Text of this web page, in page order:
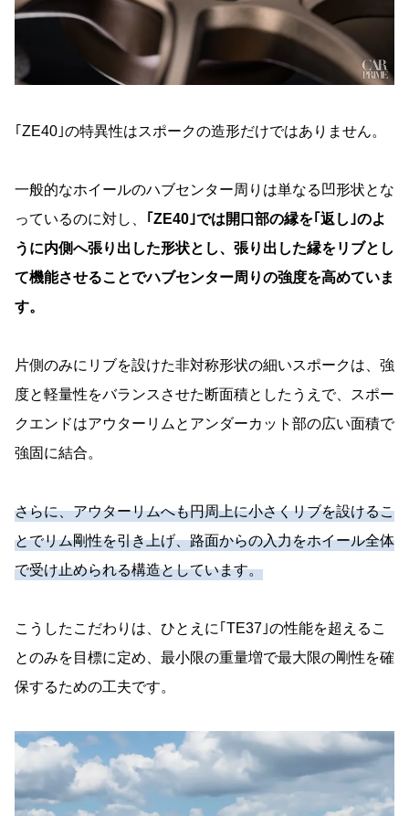
｢ZE40｣の特異性はスポークの造形だけではありません。
一般的なホイールのハブセンター周りは単なる凹形状とな
っているのに対し、
｢ZE40｣では開口部の縁を｢返し｣のよ
うに内側へ張り出した形状とし、張り出した縁をリブとし
て機能させることでハブセンター周りの強度を高めていま
す。
片側のみにリブを設けた非対称形状の細いスポークは、強
度と軽量性をバランスさせた断面積としたうえで、スポー
クエンドはアウターリムとアンダーカット部の広い面積で
強固に結合。
さらに、アウターリムへも円周上に小さくリブを設けるこ
とでリム剛性を引き上げ、路面からの入力をホイール全体
で受け止められる構造としています。
こうしたこだわりは、ひとえに｢TE37｣の性能を超えるこ
とのみを目標に定め、最小限の重量増で最大限の剛性を確
保するための工夫です。